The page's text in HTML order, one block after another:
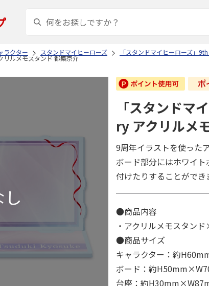
ラクター スタンドマイヒーローズ 「スタンドマイヒーローズ」
リルメモスタンド 都築京介
「スタンド
ry アクリルメ
9周年イラストを使った
ボード部分にはホワイ
付けたりすることができ
●商品内容
・アクリルメモスタン
●商品サイズ
キャラクター：約
ボード：約
台座：約